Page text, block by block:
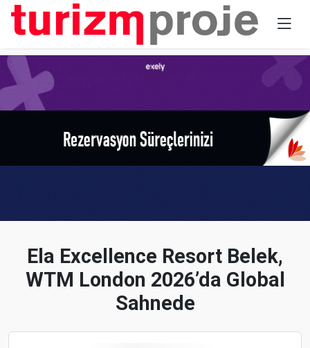
Ela Excellence Resort Belek,
WTM London 2026’da Global
Sahnede